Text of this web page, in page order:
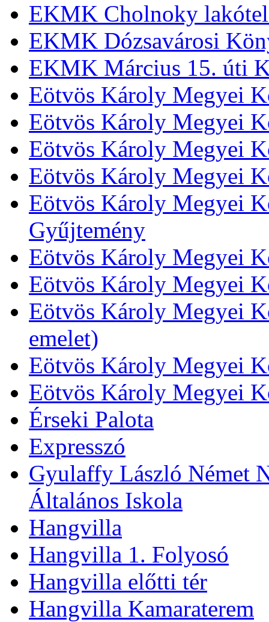
EKMK Cholnoky
EKMK Dózsavárosi
EKMK Március 15. úti
Eötvös Károly Megyei
Eötvös Károly Megyei
Eötvös Károly Megyei
Eötvös Károly Megyei
Eötvös Károly Megyei
Gyűjtemény
Eötvös Károly Megyei
Eötvös Károly Megyei
Eötvös Károly Megyei
emelet)
Eötvös Károly Megyei
Eötvös Károly Megyei
Érseki Palota
Expresszó
Gyulaffy László Német
Általános Iskola
Hangvilla
Hangvilla 1. Folyosó
Hangvilla előtti tér
Hangvilla Kamaraterem